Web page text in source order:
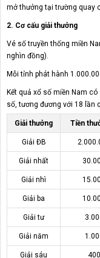
mở thưởng tại trường quay
2. Cơ cấu giải thưởng
Vé số truyền thống miền
nghìn đồng).
Mỗi tỉnh phát hành
Kết quả xổ số miền Nam
số, tương đương với 18 lần
Giải thưởng Tiền
Giải ĐB
Giải nhất
Giải nhì
Giải ba
Giải tư
Giải năm
Giải sáu